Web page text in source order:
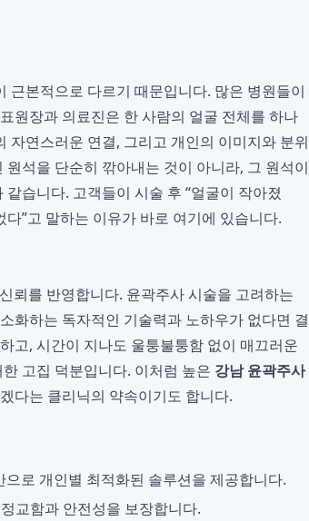
근본적으로 다르기 때문입니다. 많은 병원들이
원장과 의료진은 한 사람의 얼굴 전체를 하나
자연스러운 연결, 그리고 개인의 이미지와 분위
석을 단순히 깎아내는 것이 아니라, 그 원석이
습니다. 고객들이 시술 후 “얼굴이 작아졌
”고 말하는 이유가 바로 여기에 있습니다.
뢰를 반영합니다. 윤곽주사 시술을 고려하는
화하는 독자적인 기술력과 노하우가 없다면 결
고, 시간이 지나도 울퉁불퉁함 없이 매끄러운
고집 덕분입니다. 이처럼 높은 강남 윤곽주사
다는 클리닉의 약속이기도 합니다.
로 개인별 최적화된 솔루션을 제공합니다.
교함과 안전성을 보장합니다.